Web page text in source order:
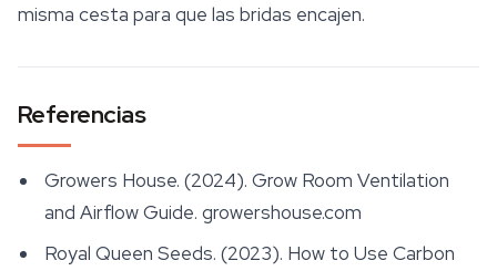
misma cesta para que las bridas encajen.
Referencias
Growers House. (2024). Grow Room Ventilation
and Airflow Guide. growershouse.com
Royal Queen Seeds. (2023). How to Use Carbon